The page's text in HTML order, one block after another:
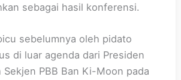
sebagai hasil konferensi.
sebelumnya oleh pidato
di luar agenda dari Presiden
PBB Ban Ki-Moon pada